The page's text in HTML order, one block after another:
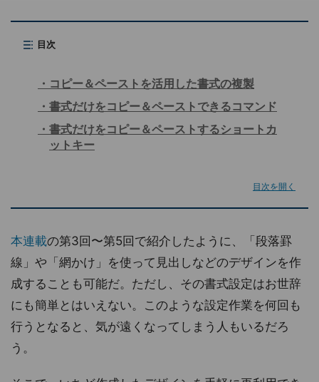
目次
コピー＆ペーストを活用した書式の複製
書式だけをコピー＆ペーストできるコマンド
書式だけをコピー＆ペーストするショートカ
ットキー
目次を開く
本連載の第3回〜第5回で紹介したように、「段落罫
線」や「網かけ」を使って見出しなどのデザインを作
成することも可能だ。ただし、その書式設定はお世辞
にも簡単とはいえない。このような設定作業を何回も
行うとなると、気が遠くなってしまう人もいるだろ
う。